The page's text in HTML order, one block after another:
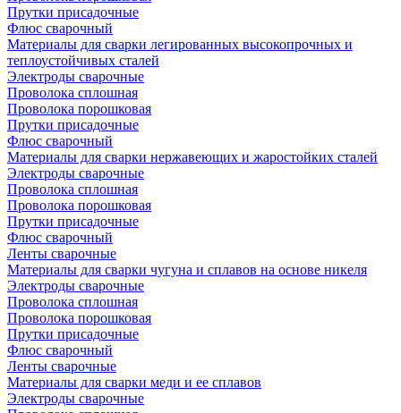
Прутки присадочные
Флюс сварочный
Материалы для сварки легированных высокопрочных и
теплоустойчивых сталей
Электроды сварочные
Проволока сплошная
Проволока порошковая
Прутки присадочные
Флюс сварочный
Материалы для сварки нержавеющих и жаростойких сталей
Электроды сварочные
Проволока сплошная
Проволока порошковая
Прутки присадочные
Флюс сварочный
Ленты сварочные
Материалы для сварки чугуна и сплавов на основе никеля
Электроды сварочные
Проволока сплошная
Проволока порошковая
Прутки присадочные
Флюс сварочный
Ленты сварочные
Материалы для сварки меди и ее сплавов
Электроды сварочные